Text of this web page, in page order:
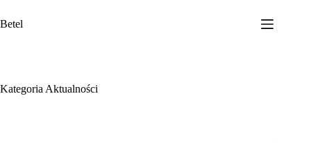
do
treści
Betel
Kategoria Aktualności